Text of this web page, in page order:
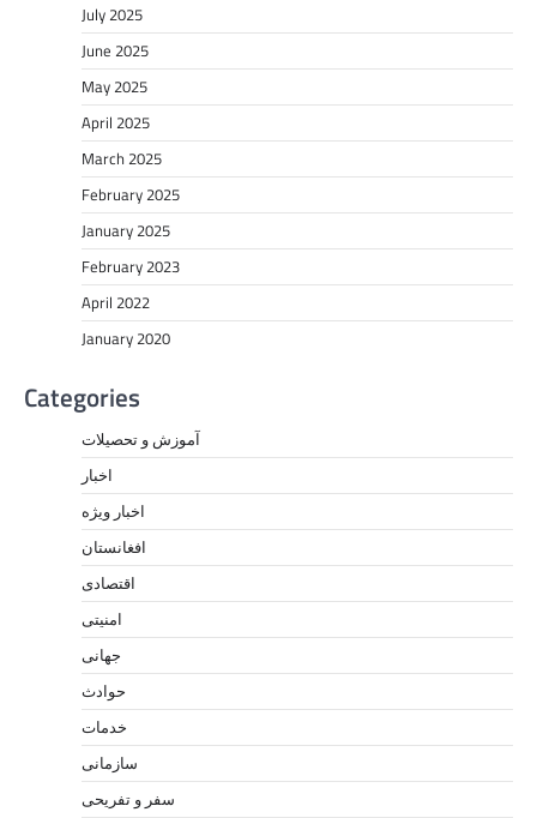
July 2025
June 2025
May 2025
April 2025
March 2025
February 2025
January 2025
February 2023
April 2022
January 2020
Categories
آموزش و تحصیلات
اخبار
اخبار ویژه
افغانستان
اقتصادی
امنیتی
جهانی
حوادث
خدمات
سازمانی
سفر و تفریحی